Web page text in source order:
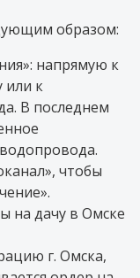
образом:
напрямую к
или к
В последнем
чтобы
на дачу в Омске
г. Омска,